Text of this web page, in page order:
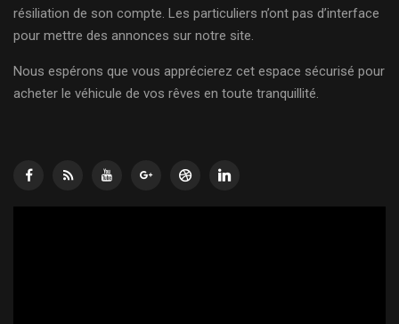
résiliation de son compte. Les particuliers n’ont pas d’interface
pour mettre des annonces sur notre site.
Nous espérons que vous apprécierez cet espace sécurisé pour
acheter le véhicule de vos rêves en toute tranquillité.